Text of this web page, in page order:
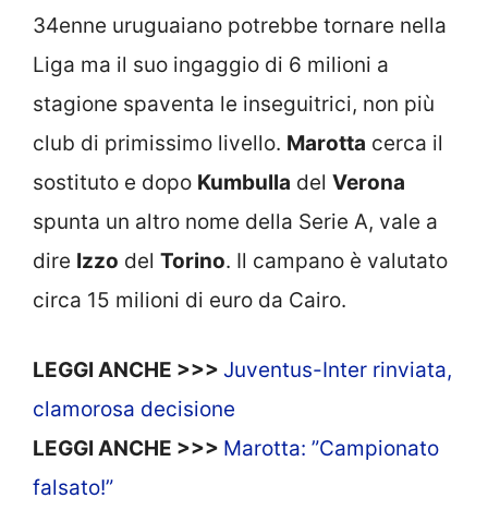
34enne uruguaiano potrebbe tornare nella
Liga ma il suo ingaggio di 6 milioni a
stagione spaventa le inseguitrici, non più
club di primissimo livello. Marotta cerca il
sostituto e dopo Kumbulla del Verona
spunta un altro nome della Serie A, vale a
dire Izzo del Torino. Il campano è valutato
circa 15 milioni di euro da Cairo.
LEGGI ANCHE >>> Juventus-Inter rinviata,
clamorosa decisione
LEGGI ANCHE >>> Marotta: ”Campionato
falsato!”